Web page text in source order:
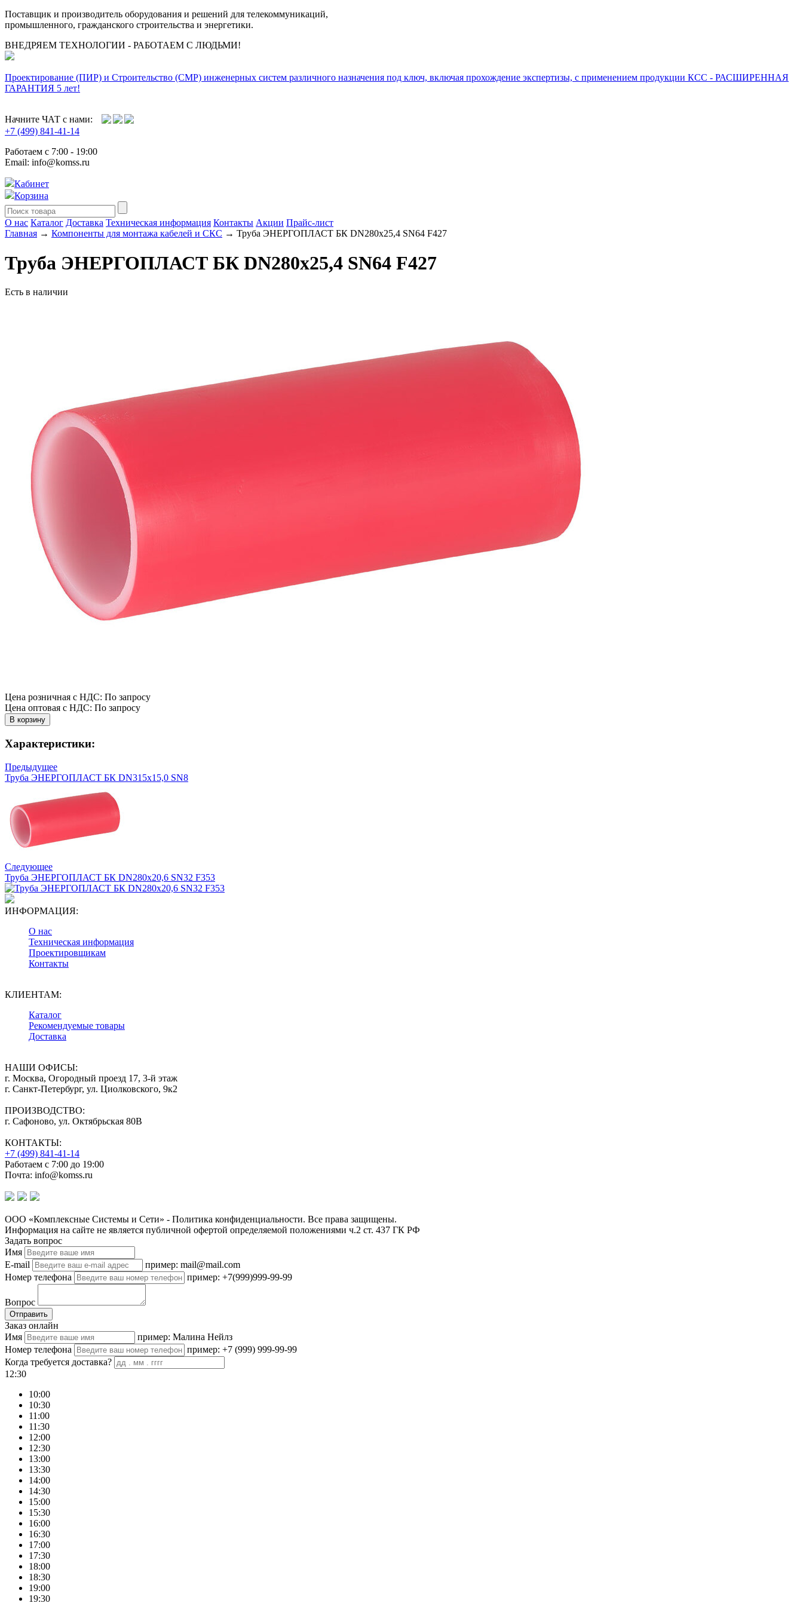
Поставщик и производитель оборудования и решений для телекоммуникаций,
промышленного, гражданского строительства и энергетики.
ВНЕДРЯЕМ ТЕХНОЛОГИИ - РАБОТАЕМ С ЛЮДЬМИ!
Проектирование (ПИР) и Cтроительство (СМР) инженерных систем различного назначения под ключ, включая прохождение экспертизы, с применением продукции КСС - РАСШИРЕННАЯ
ГАРАНТИЯ 5 лет!
Начните ЧАТ с нами:
+7 (499) 841-41-14
Работаем с 7:00 - 19:00
Email: info@komss.ru
Кабинет
Корзина
О нас Каталог Доставка Техническая информация Контакты Акции Прайс-лист
Главная → Компоненты для монтажа кабелей и СКС → Труба ЭНЕРГОПЛАСТ БК DN280х25,4 SN64 F427
Труба ЭНЕРГОПЛАСТ БК DN280х25,4 SN64 F427
Есть в наличии
Цена розничная с НДС: По запросу
Цена оптовая с НДС: По запросу
Характеристики:
Предыдущее
Труба ЭНЕРГОПЛАСТ БК DN315х15,0 SN8
Следующее
Труба ЭНЕРГОПЛАСТ БК DN280х20,6 SN32 F353
ИНФОРМАЦИЯ:
О нас
Техническая информация
Проектировщикам
Контакты
КЛИЕНТАМ:
Каталог
Рекомендуемые товары
Доставка
НАШИ ОФИСЫ:
г. Москва, Огородный проезд 17, 3-й этаж
г. Санкт-Петербург, ул. Циолковского, 9к2
ПРОИЗВОДСТВО:
г. Сафоново, ул. Октябрьская 80В
КОНТАКТЫ:
+7 (499) 841-41-14
Работаем с 7:00 до 19:00
Почта: info@komss.ru
ООО «Комплексные Системы и Сети» - Политика конфиденциальности. Все права защищены.
Информация на сайте не является публичной офертой определяемой положениями ч.2 ст. 437 ГК РФ
Задать вопрос
Имя
E-mail
пример: mail@mail.com
Номер телефона
пример: +7(999)999-99-99
Вопрос
Отправить
Заказ онлайн
Имя
пример: Малина Нейлз
Номер телефона
пример: +7 (999) 999-99-99
Когда требуется доставка?
12:30
10:00
10:30
11:00
11:30
12:00
12:30
13:00
13:30
14:00
14:30
15:00
15:30
16:00
16:30
17:00
17:30
18:00
18:30
19:00
19:30